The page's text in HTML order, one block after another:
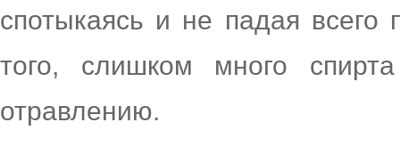
спотыкаясь и не падая
того, слишком много
отравлению.